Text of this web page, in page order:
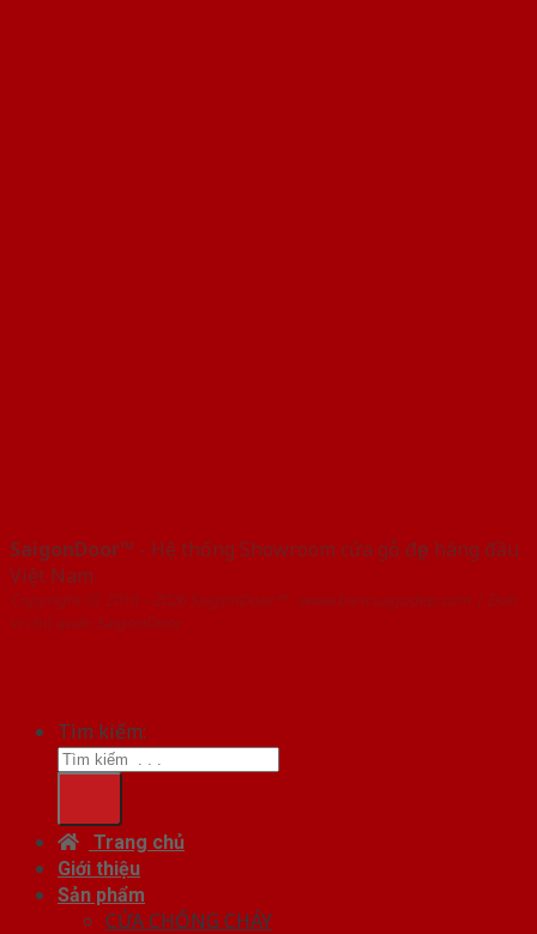
SaigonDoor™ - Hệ thống Showroom cửa gỗ đẹp hàng đầu
Việt Nam
Copyright ⓒ 2016 – 2026 SaigonDoor™ - www.bancuagodep.com | Đơn
vị chủ quản SaigonDoor
Tìm kiếm:
Trang chủ
Giới thiệu
Sản phẩm
CỬA CHỐNG CHÁY